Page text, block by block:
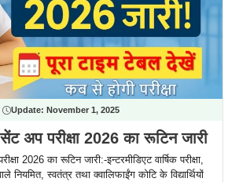
Update: November 1, 2025
सेंट अप परीक्षा 2026 का रूटिन जारी
2026 का रूटिन जारी:-इन्टरमीडिएट वार्षिक परीक्षा,
नियमित, स्वतंत्र तथा क्वालिफाईंग कोटि के विद्यार्थियों